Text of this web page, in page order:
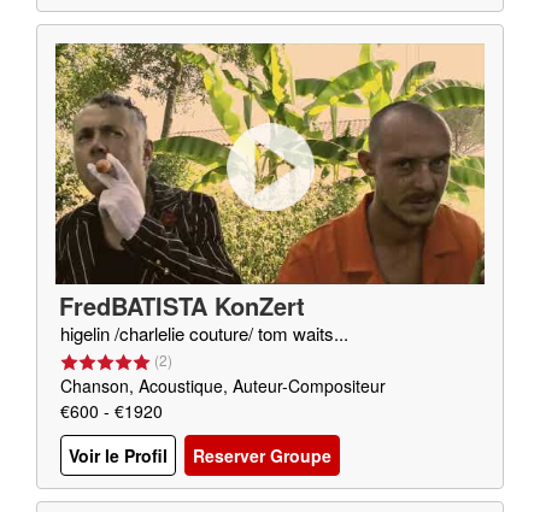
FredBATISTA KonZert
higelin /charlelie couture/ tom waits...
(2)
Chanson, Acoustique, Auteur-Compositeur
€600 - €1920
Voir le Profil
Reserver Groupe